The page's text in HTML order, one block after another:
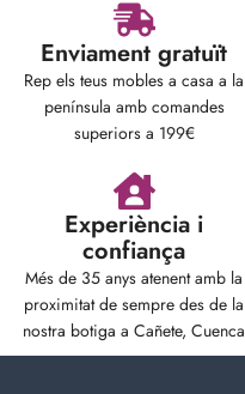
Enviament gratuït
Rep els teus mobles a casa a la
península amb comandes
superiors a 199€
Experiència i
confiança
Més de 35 anys atenent amb la
proximitat de sempre des de la
nostra botiga a Cañete, Cuenca